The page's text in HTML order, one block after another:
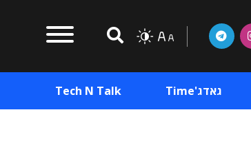
גאדג'Time Tech N Talk